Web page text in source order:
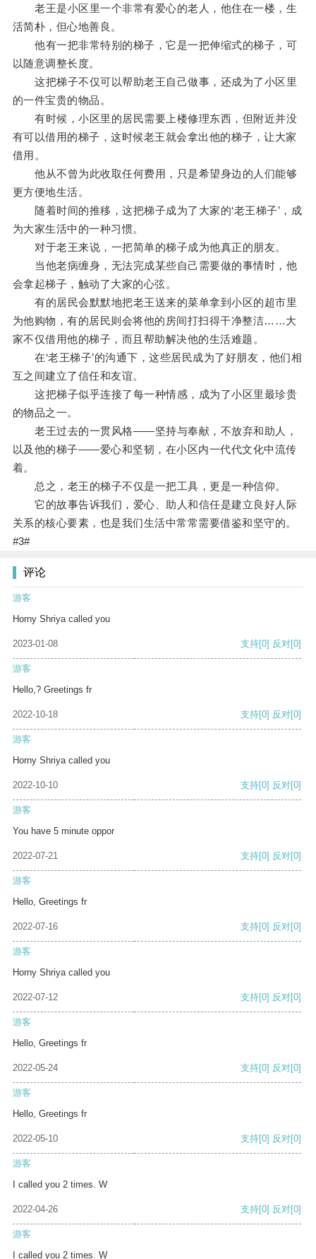
老王是小区里一个非常有爱心的老人，他住在一楼，生
活简朴，但心地善良。
他有一把非常特别的梯子，它是一把伸缩式的梯子，可
以随意调整长度。
这把梯子不仅可以帮助老王自己做事，还成为了小区里
的一件宝贵的物品。
有时候，小区里的居民需要上楼修理东西，但附近并没
有可以借用的梯子，这时候老王就会拿出他的梯子，让大家
借用。
他从不曾为此收取任何费用，只是希望身边的人们能够
更方便地生活。
随着时间的推移，这把梯子成为了大家的‘老王梯子’，成
为大家生活中的一种习惯。
对于老王来说，一把简单的梯子成为他真正的朋友。
当他老病缠身，无法完成某些自己需要做的事情时，他
会拿起梯子，触动了大家的心弦。
有的居民会默默地把老王送来的菜单拿到小区的超市里
为他购物，有的居民则会将他的房间打扫得干净整洁……大
家不仅借用他的梯子，而且帮助解决他的生活难题。
在‘老王梯子’的沟通下，这些居民成为了好朋友，他们相
互之间建立了信任和友谊。
这把梯子似乎连接了每一种情感，成为了小区里最珍贵
的物品之一。
老王过去的一贯风格——坚持与奉献，不放弃和助人，
以及他的梯子——爱心和坚韧，在小区内一代代文化中流传
着。
总之，老王的梯子不仅是一把工具，更是一种信仰。
它的故事告诉我们，爱心、助人和信任是建立良好人际
关系的核心要素，也是我们生活中常常需要借鉴和坚守的。
#3#
评论
游客
Horny Shriya called you
2023-01-08 支持[0] 反对[0]
游客
Hello,? Greetings fr
2022-10-18 支持[0] 反对[0]
游客
Horny Shriya called you
2022-10-10 支持[0] 反对[0]
游客
You have 5 minute oppor
2022-07-21 支持[0] 反对[0]
游客
Hello, Greetings fr
2022-07-16 支持[0] 反对[0]
游客
Horny Shriya called you
2022-07-12 支持[0] 反对[0]
游客
Hello, Greetings fr
2022-05-24 支持[0] 反对[0]
游客
Hello, Greetings fr
2022-05-10 支持[0] 反对[0]
游客
I called you 2 times. W
2022-04-26 支持[0] 反对[0]
游客
I called you 2 times. W